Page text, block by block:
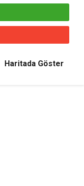
Haritada Göster